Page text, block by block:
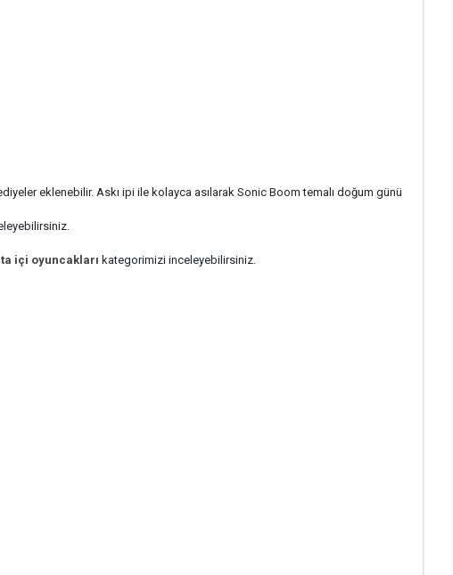
eklenebilir. Askı ipi ile kolayca asılarak Sonic Boom temalı doğum günü
içi oyuncakları kategorimizi inceleyebilirsiniz.